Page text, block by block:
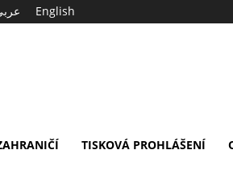
English
TISKOVÁ PROHLÁŠENÍ